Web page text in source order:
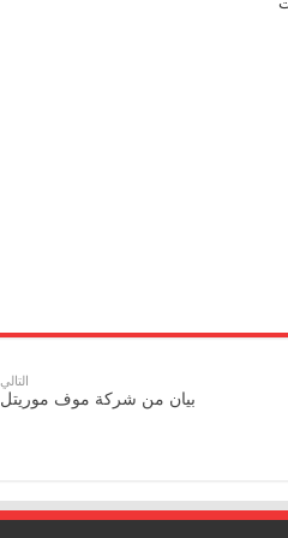
التالي
بيان من شركة موف موريتل